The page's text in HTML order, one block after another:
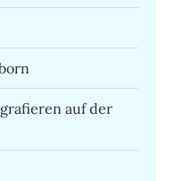
auf der